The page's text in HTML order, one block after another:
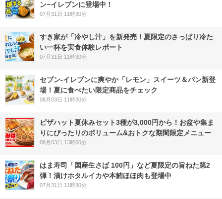
ン−イレブンに登場中！
07月31日 11時30分
すき家が「冷やし汁」を新発売！夏限定のさっぱり冷た
い一杯を実食体験レポート
07月31日 11時30分
セブン‐イレブンに爽やか「レモン」スイーツ＆パン新登
場！夏に食べたい限定商品をチェック
08月03日 11時30分
ピザハット夏休みセット3種が3,000円から！お盆や集ま
りにぴったりのボリューム&おトクな期間限定メニュー
08月03日 13時00分
はま寿司「国産生さば 100円」など夏限定の旨ねた第2
弾！漬けホタルイカや本鮪ほほ肉も登場中
07月31日 11時30分